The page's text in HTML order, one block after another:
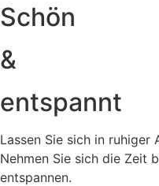
Schön
&
entspannt
Lassen Sie sich in ruhiger
Nehmen Sie sich die Zeit
entspannen.